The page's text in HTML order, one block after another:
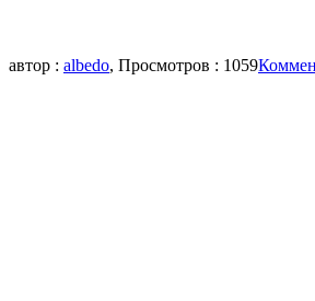
автор : albedo, Просмотров : 1059